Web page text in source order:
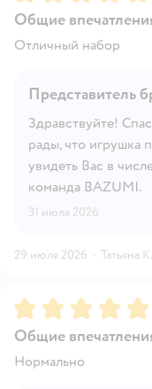
Общие
Отличный набор
Представитель
Здравствуйте!
рады, что игрушка
увидеть Вас в
команда BAZUMI.
31 июля 2026
29 июля 2026 · Татьяна К.
Рейтинг:5
Общие
Нормально